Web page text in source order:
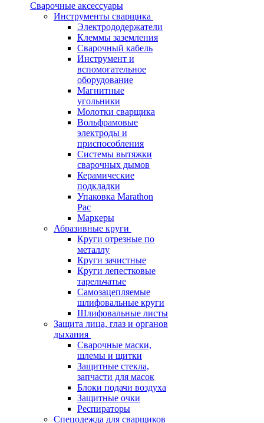
Сварочные аксессуары
Инструменты сварщика
Электрододержатели
Клеммы заземления
Сварочный кабель
Инструмент и
вспомогательное
оборудование
Магнитные
угольники
Молотки сварщика
Вольфрамовые
электроды и
приспособления
Системы вытяжки
сварочных дымов
Керамические
подкладки
Упаковка Marathon
Pac
Маркеры
Абразивные круги
Круги отрезные по
металлу
Круги зачистные
Круги лепестковые
тарельчатые
Самозацепляемые
шлифовальные круги
Шлифовальные листы
Защита лица, глаз и органов
дыхания
Сварочные маски,
шлемы и щитки
Защитные стекла,
запчасти для масок
Блоки подачи воздуха
Защитные очки
Респираторы
Спецодежда для сварщиков